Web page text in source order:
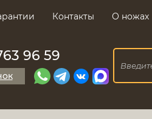
Контакты О ножах
96 59